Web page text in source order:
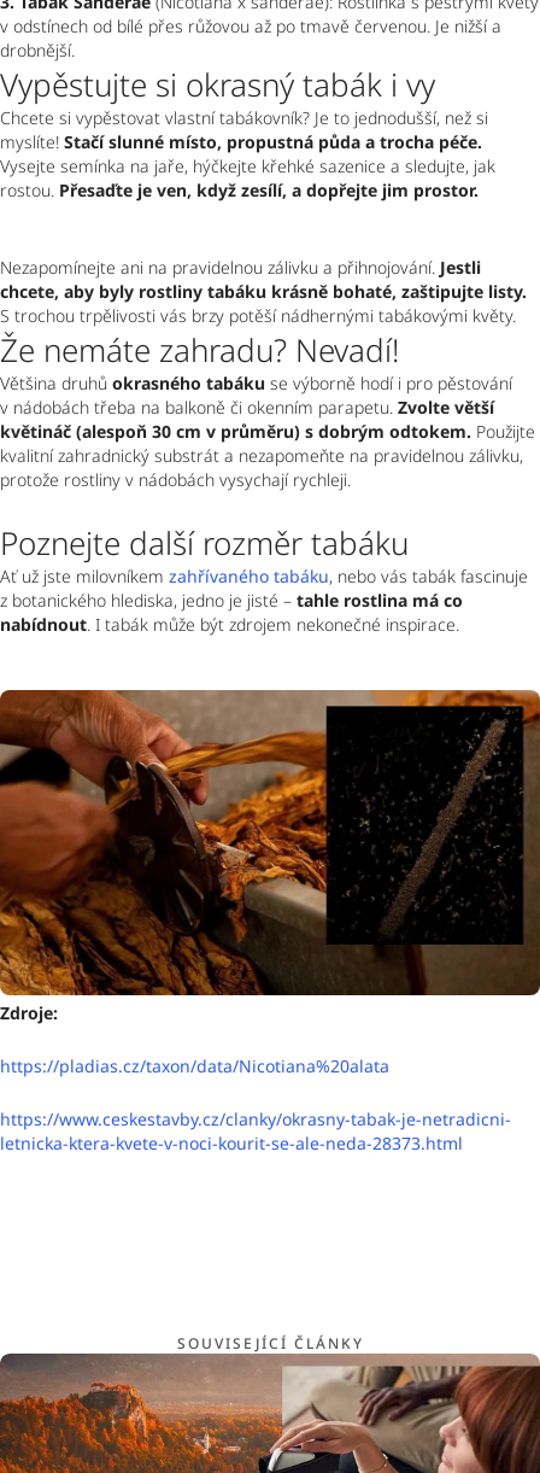
v odstínech od bílé přes růžovou až po tmavě červenou. Je nižší a
drobnější.
Vypěstujte si okrasný tabák i vy
Chcete si vypěstovat vlastní tabákovník? Je to jednodušší, než si
myslíte! Stačí slunné místo, propustná půda a trocha péče.
Vysejte semínka na jaře, hýčkejte křehké sazenice a sledujte, jak
rostou. Přesaďte je ven, když zesílí, a dopřejte jim prostor.
Nezapomínejte ani na pravidelnou zálivku a přihnojování. Jestli
S trochou trpělivosti vás brzy potěší nádhernými tabákovými květy.
Že nemáte zahradu? Nevadí!
Většina druhů okrasného tabáku se výborně hodí i pro pěstování
v nádobách třeba na balkoně či okenním parapetu. Zvolte větší
květináč (alespoň 30 cm v průměru) s dobrým odtokem. Použijte
kvalitní zahradnický substrát a nezapomeňte na pravidelnou zálivku,
protože rostliny v nádobách vysychají rychleji.
Poznejte další rozměr tabáku
Ať už jste milovníkem zahřívaného tabáku, nebo vás tabák fascinuje
z botanického hlediska, jedno je jisté – tahle rostlina má co
nabídnout. I tabák může být zdrojem nekonečné inspirace.
Zdroje:
https://pladias.cz/taxon/data/Nicotiana%20alata
https://www.ceskestavby.cz/clanky/okrasny-tabak-je-netradicni-
letnicka-ktera-kvete-v-noci-kourit-se-ale-neda-28373.html
SOUVISEJÍCÍ ČLÁNKY